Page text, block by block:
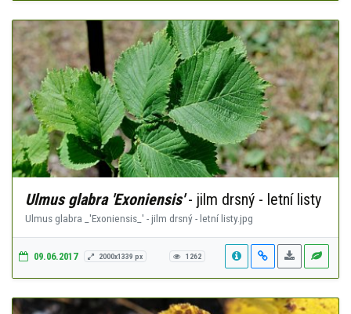
Ulmus glabra 'Exoniensis'- jilm drsný - letní listy
Ulmus glabra _'Exoniensis_' - jilm drsný - letní listy.jpg
09.06.2017 2000x1339 px 1262